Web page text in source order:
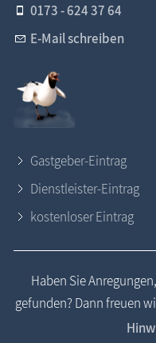
0173 - 624 37 64
E-Mail schreiben
Gastgeber-Eintrag
Dienstleister-Eintrag
kostenloser Eintrag
Haben Sie
gefunden? Dann freuen